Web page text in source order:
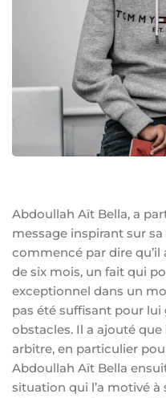
Abdoullah Aït Bella, a
message inspirant sur
commencé par dire qu’il
de six mois, un fait qui
exceptionnel dans un
pas été suffisant pour lui
obstacles. Il a ajouté
arbitre, en particulier
Abdoullah Aït Bella
situation qui l’a motivé à